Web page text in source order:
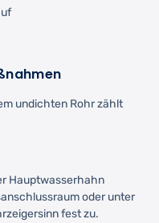
undichten Rohr zählt
Hauptwasserhahn
oder unter
fest zu.